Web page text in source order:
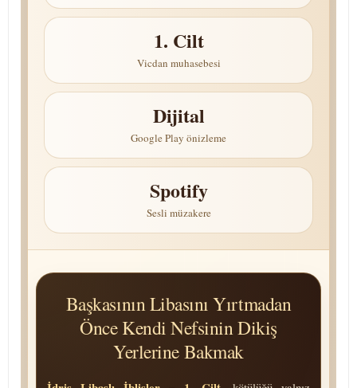
1. Cilt
Vicdan muhasebesi
Dijital
Google Play önizleme
Spotify
Sesli müzakere
Başkasının Libasını Yırtmadan
Önce Kendi Nefsinin Dikiş
Yerlerine Bakmak